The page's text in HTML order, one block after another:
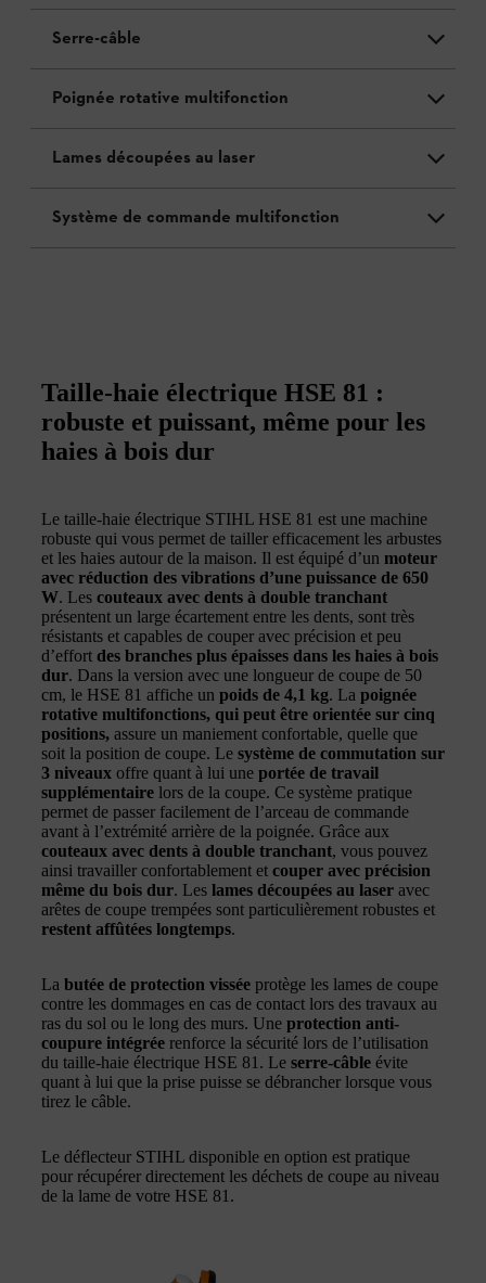
Serre-câble
Poignée rotative multifonction
Lames découpées au laser
Système de commande multifonction
Taille-haie électrique HSE 81 :
robuste et puissant, même pour les
haies à bois dur
Le taille-haie électrique STIHL HSE 81 est une machine
robuste qui vous permet de tailler efficacement les arbustes
et les haies autour de la maison. Il est équipé d’un moteur
avec réduction des vibrations d’une puissance de 650
W. Les couteaux avec dents à double tranchant
présentent un large écartement entre les dents, sont très
résistants et capables de couper avec précision et peu
d’effort des branches plus épaisses dans les haies à bois
dur. Dans la version avec une longueur de coupe de 50
cm, le HSE 81 affiche un poids de 4,1 kg. La poignée
rotative multifonctions, qui peut être orientée sur cinq
positions, assure un maniement confortable, quelle que
soit la position de coupe. Le système de commutation sur
3 niveaux offre quant à lui une portée de travail
supplémentaire lors de la coupe. Ce système pratique
permet de passer facilement de l’arceau de commande
avant à l’extrémité arrière de la poignée. Grâce aux
couteaux avec dents à double tranchant, vous pouvez
ainsi travailler confortablement et couper avec précision
même du bois dur. Les lames découpées au laser avec
arêtes de coupe trempées sont particulièrement robustes et
restent affûtées longtemps.
La butée de protection vissée protège les lames de coupe
contre les dommages en cas de contact lors des travaux au
ras du sol ou le long des murs. Une protection anti-
coupure intégrée renforce la sécurité lors de l’utilisation
du taille-haie électrique HSE 81. Le serre-câble évite
quant à lui que la prise puisse se débrancher lorsque vous
tirez le câble.
Le déflecteur STIHL disponible en option est pratique
pour récupérer directement les déchets de coupe au niveau
de la lame de votre HSE 81.